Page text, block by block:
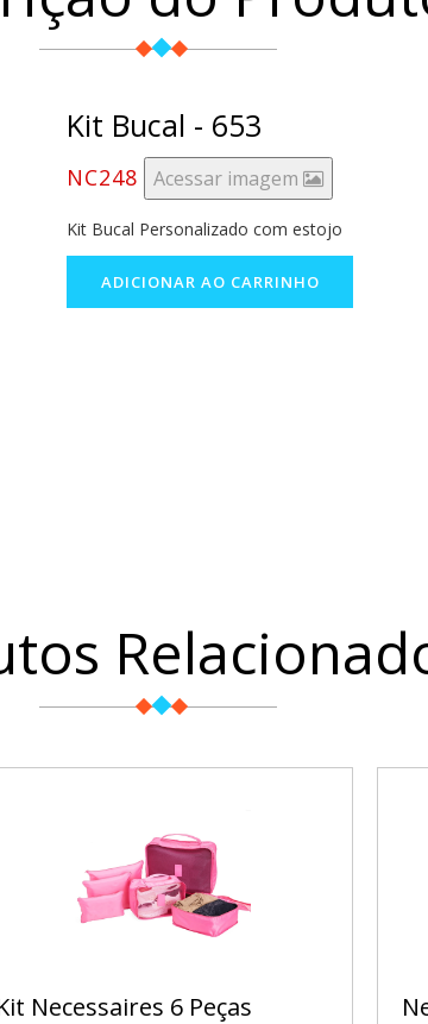
Kit Bucal - 653
NC248 Acessar imagem
Kit Bucal Personalizado com estojo
Necessaires 6 Peças